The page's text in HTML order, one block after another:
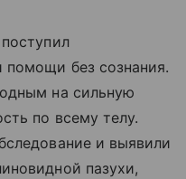
без сознания.
на сильную
по всему телу.
и выявили
пазухи,